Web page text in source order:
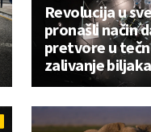
Revolucija u
pronašli način
pretvore u
zalivanje biljaka